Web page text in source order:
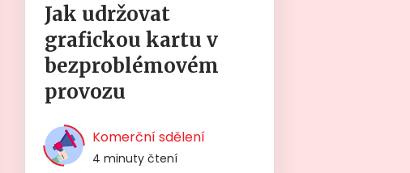
Jak udržovat
grafickou kartu v
bezproblémovém
provozu
Komerční sdělení
4 minuty čtení